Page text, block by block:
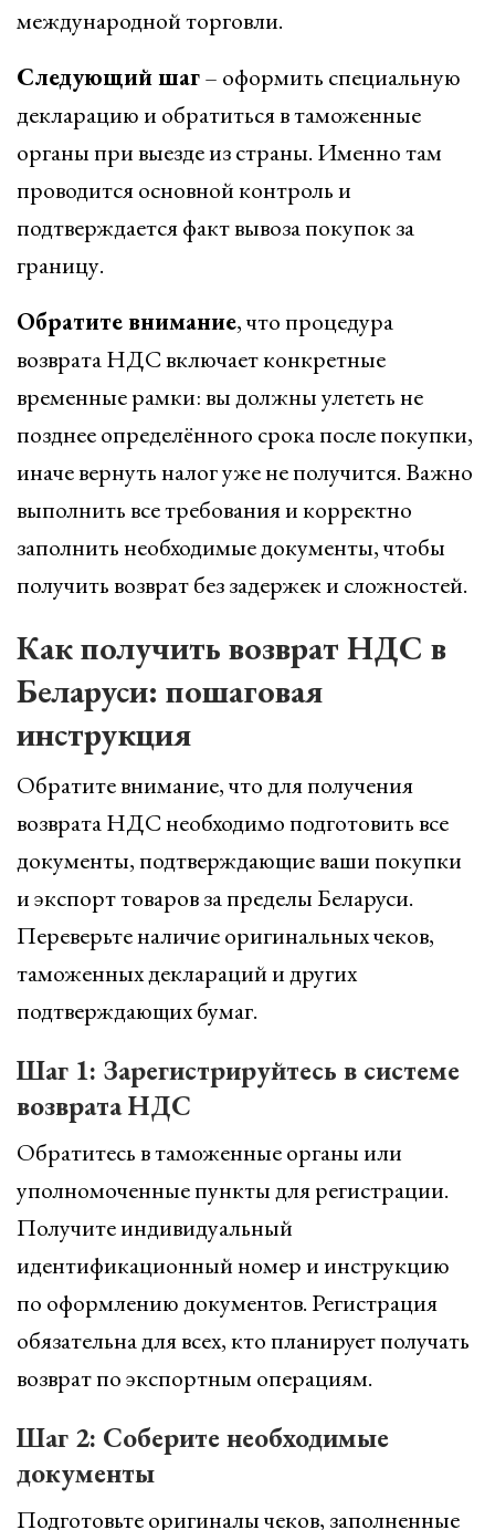
международной торговли.
Следующий шаг– оформить специальную
декларацию и обратиться в таможенные
органы при выезде из страны. Именно там
проводится основной контроль и
подтверждается факт вывоза покупок за
границу.
Обратите внимание, что процедура
возврата НДС включает конкретные
временные рамки: вы должны улететь не
позднее определённого срока после покупки,
иначе вернуть налог уже не получится. Важно
выполнить все требования и корректно
заполнить необходимые документы, чтобы
получить возврат без задержек и сложностей.
Как получить возврат НДС в
Беларуси: пошаговая
инструкция
Обратите внимание, что для получения
возврата НДС необходимо подготовить все
документы, подтверждающие ваши покупки
и экспорт товаров за пределы Беларуси.
Переверьте наличие оригинальных чеков,
таможенных деклараций и других
подтверждающих бумаг.
Шаг 1: Зарегистрируйтесь в системе
возврата НДС
Обратитесь в таможенные органы или
уполномоченные пункты для регистрации.
Получите индивидуальный
идентификационный номер и инструкцию
по оформлению документов. Регистрация
обязательна для всех, кто планирует получать
возврат по экспортным операциям.
Шаг 2: Соберите необходимые
документы
Подготовьте оригиналы чеков, заполненные